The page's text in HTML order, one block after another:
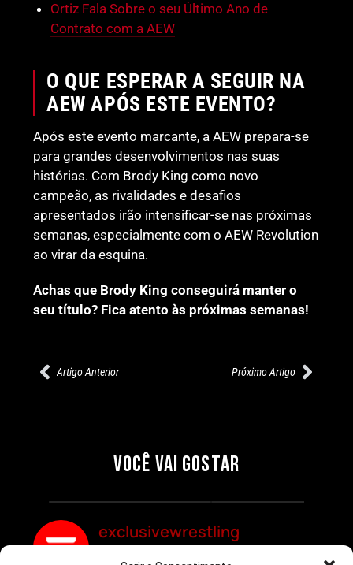
Ortiz Fala Sobre o seu Último Ano de
Contrato com a AEW
O QUE ESPERAR A SEGUIR NA
AEW APÓS ESTE EVENTO?
Após este evento marcante, a AEW prepara-se
para grandes desenvolvimentos nas suas
histórias. Com Brody King como novo
campeão, as rivalidades e desafios
apresentados irão intensificar-se nas próximas
semanas, especialmente com o AEW Revolution
ao virar da esquina.
Achas que Brody King conseguirá manter o
seu título? Fica atento às próximas semanas!
Artigo Anterior Próximo Artigo
VOCÊ VAI GOSTAR
SEGMENTOS A NÃO PERDER
Por exclusivewrestling
MUNDIAL FEMININO NA AEW
REDEMPTION
Por exclusivewrestling
exclusivewrestling